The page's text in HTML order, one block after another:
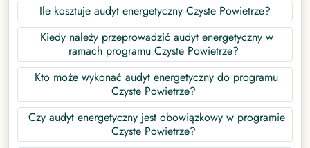
Ile kosztuje audyt energetyczny Czyste Powietrze?
Kiedy należy przeprowadzić audyt energetyczny w
ramach programu Czyste Powietrze?
Kto może wykonać audyt energetyczny do programu
Czyste Powietrze?
Czy audyt energetyczny jest obowiązkowy w programie
Czyste Powietrze?